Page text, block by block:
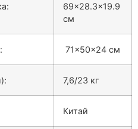
69×28.3×19.9
см
71x50x24 см
7,6/23 кг
Китай